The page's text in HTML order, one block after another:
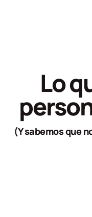
Lo
(Y sabemos que